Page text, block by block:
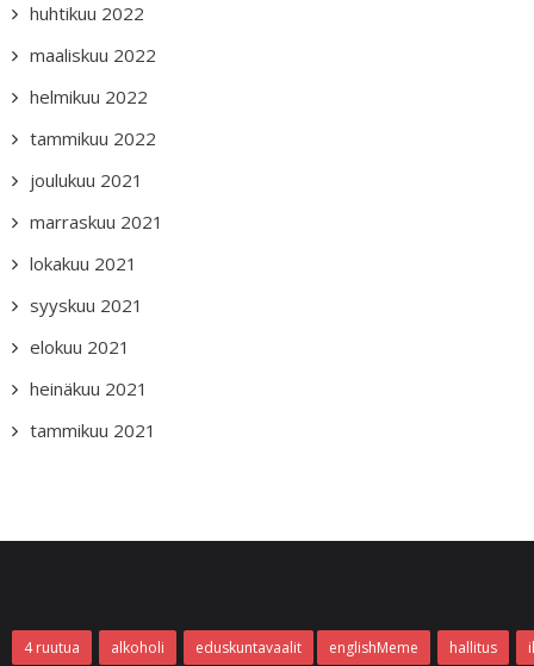
huhtikuu 2022
maaliskuu 2022
helmikuu 2022
tammikuu 2022
joulukuu 2021
marraskuu 2021
lokakuu 2021
syyskuu 2021
elokuu 2021
heinäkuu 2021
tammikuu 2021
4 ruutua alkoholi eduskuntavaalit englishMeme hallitus